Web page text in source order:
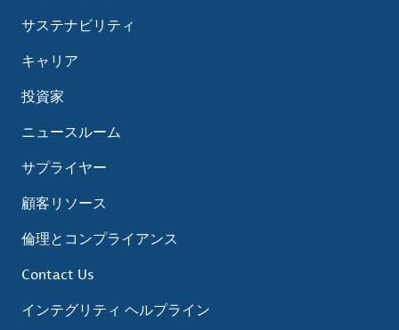
サステナビリティ
キャリア
投資家
ニュースルーム
サプライヤー
顧客リソース
倫理とコンプライアンス
Contact Us
インテグリティ ヘルプライン